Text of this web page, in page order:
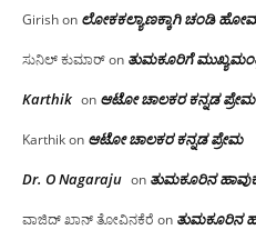
Girishon ಲೋಕಕಲ್ಯಾಣಕ್ಕಾಗಿ ಚಂಡಿ
ಸುನಿಲ್ ಕುಮಾರ್on ತುಮಕೂರಿಗೆ
Karthik on ಆಟೋ ಚಾಲಕರ ಕನ್ನಡ ಪ್ರೇಮ
Karthikon ಆಟೋ ಚಾಲಕರ ಕನ್ನಡ ಪ್ರೇಮ
Dr. O Nagaraju on ತುಮಕೂರಿನ
ವಾಜಿದ್ ಖಾನ್ ತೋವಿನಕೆರೆ on ತುಮಕೂರಿನ